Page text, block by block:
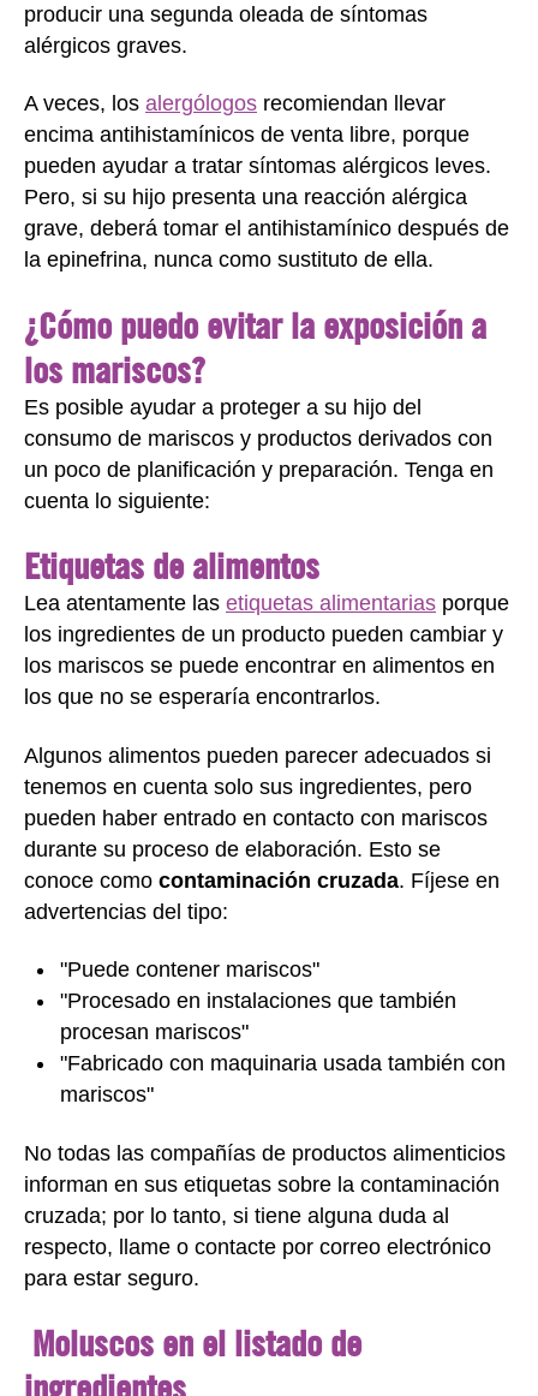
producir una segunda oleada de síntomas
alérgicos graves.
A veces, los alergólogos recomiendan llevar
encima antihistamínicos de venta libre, porque
pueden ayudar a tratar síntomas alérgicos leves.
Pero, si su hijo presenta una reacción alérgica
grave, deberá tomar el antihistamínico después de
la epinefrina, nunca como sustituto de ella.
¿Cómo puedo evitar la exposición a
los mariscos?
Es posible ayudar a proteger a su hijo del
consumo de mariscos y productos derivados con
un poco de planificación y preparación. Tenga en
cuenta lo siguiente:
Etiquetas de alimentos
Lea atentamente las etiquetas alimentarias porque
los ingredientes de un producto pueden cambiar y
los mariscos se puede encontrar en alimentos en
los que no se esperaría encontrarlos.
Algunos alimentos pueden parecer adecuados si
tenemos en cuenta solo sus ingredientes, pero
pueden haber entrado en contacto con mariscos
durante su proceso de elaboración. Esto se
conoce como contaminación cruzada. Fíjese en
advertencias del tipo:
"Puede contener mariscos"
"Procesado en instalaciones que también
procesan mariscos"
"Fabricado con maquinaria usada también con
mariscos"
No todas las compañías de productos alimenticios
informan en sus etiquetas sobre la contaminación
cruzada; por lo tanto, si tiene alguna duda al
respecto, llame o contacte por correo electrónico
para estar seguro.
Moluscos en el listado de
ingredientes